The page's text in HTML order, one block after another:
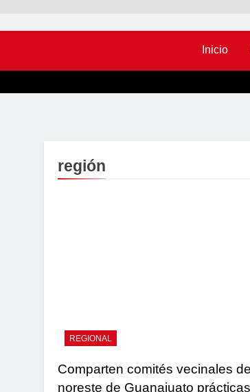
Inicio
región
REGIONAL
Comparten comités vecinales
noreste de Guanajuato